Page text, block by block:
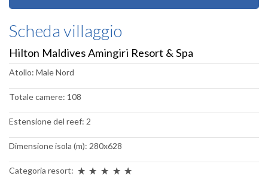
Scheda villaggio
Hilton Maldives Amingiri Resort & Spa
Atollo: Male Nord
Totale camere: 108
Estensione del reef: 2
Dimensione isola (m): 280x628
Categoria resort: